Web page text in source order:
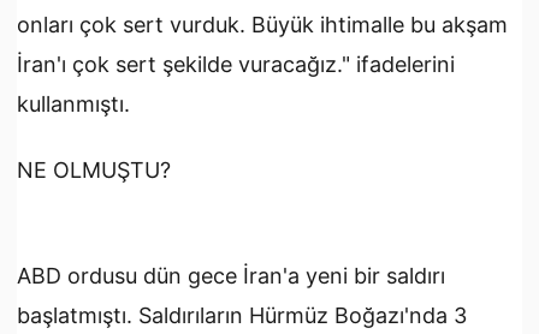
onları çok sert vurduk. Büyük ihtimalle bu akşam
İran'ı çok sert şekilde vuracağız." ifadelerini
kullanmıştı.
NE OLMUŞTU?
ABD ordusu dün gece İran'a yeni bir saldırı
başlatmıştı. Saldırıların Hürmüz Boğazı'nda 3